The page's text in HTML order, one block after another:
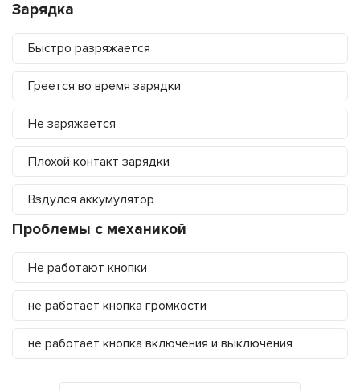
Зарядка
Быстро разряжается
Греется во время зарядки
Не заряжается
Плохой контакт зарядки
Вздулся аккумулятор
Проблемы с механикой
Не работают кнопки
не работает кнопка громкости
не работает кнопка включения и выключения